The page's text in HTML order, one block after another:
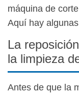
máquina de
Aquí hay
La
la limpieza
Antes de que la